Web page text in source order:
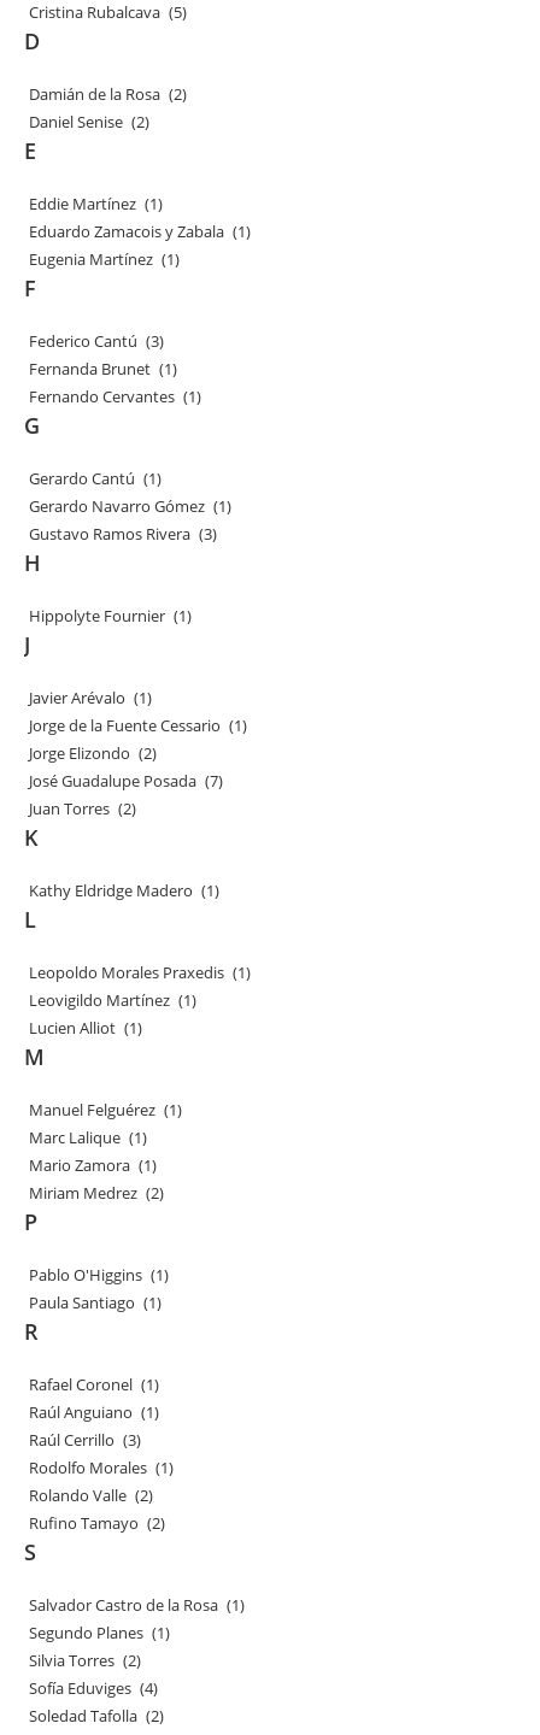
Cristina Rubalcava (5)
D
Damián de la Rosa (2)
Daniel Senise (2)
E
Eddie Martínez (1)
Eduardo Zamacois y Zabala (1)
Eugenia Martínez (1)
F
Federico Cantú (3)
Fernanda Brunet (1)
Fernando Cervantes (1)
G
Gerardo Cantú (1)
Gerardo Navarro Gómez (1)
Gustavo Ramos Rivera (3)
H
Hippolyte Fournier (1)
J
Javier Arévalo (1)
Jorge de la Fuente Cessario (1)
Jorge Elizondo (2)
José Guadalupe Posada (7)
Juan Torres (2)
K
Kathy Eldridge Madero (1)
L
Leopoldo Morales Praxedis (1)
Leovigildo Martínez (1)
Lucien Alliot (1)
M
Manuel Felguérez (1)
Marc Lalique (1)
Mario Zamora (1)
Miriam Medrez (2)
P
Pablo O'Higgins (1)
Paula Santiago (1)
R
Rafael Coronel (1)
Raúl Anguiano (1)
Raúl Cerrillo (3)
Rodolfo Morales (1)
Rolando Valle (2)
Rufino Tamayo (2)
S
Salvador Castro de la Rosa (1)
Segundo Planes (1)
Silvia Torres (2)
Sofía Eduviges (4)
Soledad Tafolla (2)